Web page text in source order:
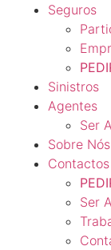
Seguros
Sinistros
Agentes
Ser
Sobre Nós
Contactos
Ser